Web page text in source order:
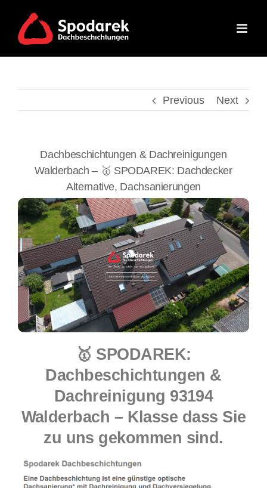
content
Previous Next
Dachbeschichtungen & Dachreinigungen
Walderbach – 🥇 SPODAREK: Dachdecker
Alternative, Dachsanierungen
🥇 SPODAREK:
Dachbeschichtungen &
Dachreinigung 93194
Walderbach – Klasse dass Sie
zu uns gekommen sind.